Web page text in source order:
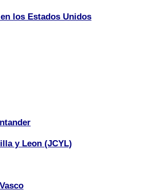
los Estados Unidos
y Leon (JCYL)